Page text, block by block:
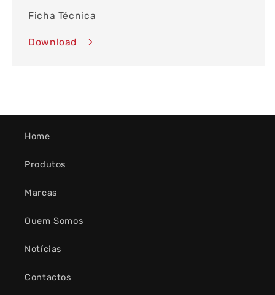
Ficha Técnica
Download
Home
Produtos
Marcas
Quem Somos
Notícias
Contactos